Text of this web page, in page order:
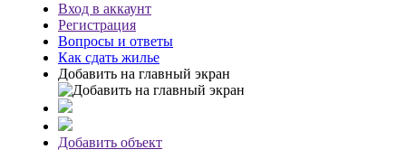
Вход в аккаунт
Регистрация
Вопросы и ответы
Как сдать жилье
Добавить на главный экран
Добавить объект